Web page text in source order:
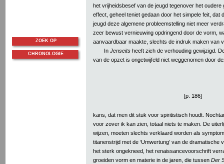
het vrijheidsbesef van de jeugd tegenover het oudere
effect, geheel teniet gedaan door het simpele feit, dat
jeugd deze algemene probleemstelling niet meer
zeer bewust vernieuwing opdringend door de vorm,
aanvaardbaar maakte, slechts de indruk maken van
In Jenseits heeft zich de verhouding gewijzigd.
van de opzet is ongetwijfeld niet weggenomen door
[p. 186]
kans, dat men dit stuk voor spiritistisch houdt.
voor zover ik kan zien, totaal niets te maken. De
wijzen, moeten slechts verklaard worden als
titanenstrijd met de ‘Umwertung’ van de dramatische
het sterk ongekneed, het renaissancevoorschrift
groeiden vorm en materie in de jaren, die tussen Der
ZOEK OP
CHRONOLOGIE